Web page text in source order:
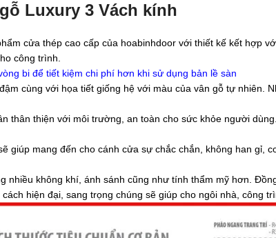
Luxury 3 Vách kính
cửa thép cao cấp của hoabinhdoor với thiết kế kết hợp
công trình.
bi để tiết kiệm chi phí hơn khi sử dụng bản lề sàn
cùng với họa tiết giống hệ với màu của vân gỗ tự
thân thiện với môi trường, an toàn cho sức khỏe người
giúp mang đến cho cánh cửa sự chắc chắn, không han gỉ,
nhiều không khí, ánh sánh cũng như tính thẩm mỹ hơn.
hiện đại, sang trọng chúng sẽ giúp cho ngôi nhà, công